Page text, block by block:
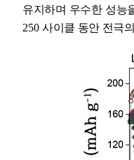
유지하며 우수한 성능
250 사이클 동안 전극